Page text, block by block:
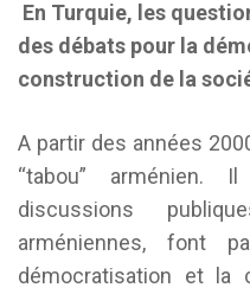
En Turquie, les
des débats pour la
construction de la
A partir des années
“tabou”
discussions
arméniennes, font
démocratisation et la